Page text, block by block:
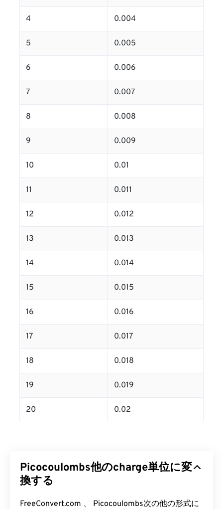
4 0.004
5 0.005
6 0.006
7 0.007
8 0.008
9 0.009
10 0.01
11 0.011
12 0.012
13 0.013
14 0.014
15 0.015
16 0.016
17 0.017
18 0.018
19 0.019
20 0.02
Picocoulombs他のcharge単位に変
換する
FreeConvert.com 、 Picocoulombs次の他の形式に